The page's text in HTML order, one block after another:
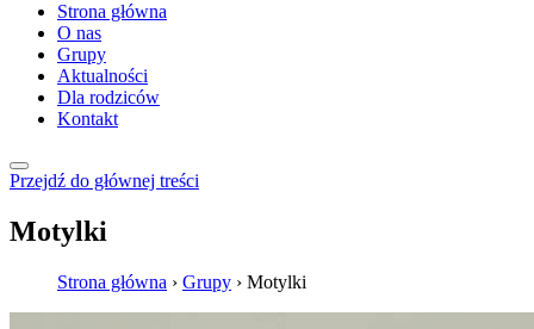
Strona główna
O nas
Grupy
Aktualności
Dla rodziców
Kontakt
Przejdź do głównej treści
Motylki
Strona główna › Grupy › Motylki